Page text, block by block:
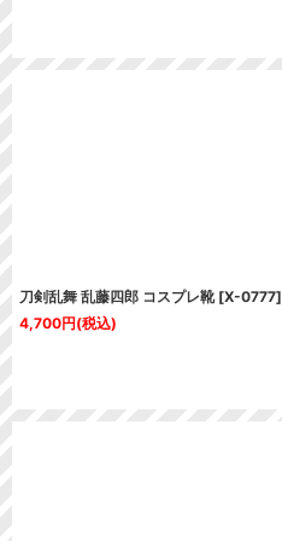
刀剣乱舞 乱藤四郎 コスプレ靴 [X-0777]
4,700円(税込)